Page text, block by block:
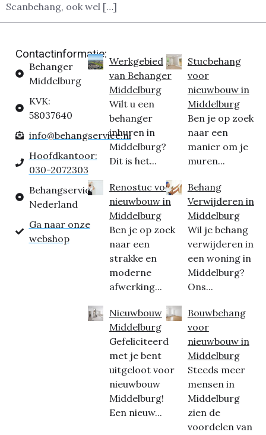
Scanbehang, ook wel […]
Contactinformatie:
Behanger
Middelburg
KVK:
58037640
info@behangservice.nl
Hoofdkantoor:
030-2072303
Behangservice
Nederland
Ga naar onze
webshop
Werkgebied
van Behanger
Middelburg
Wilt u een
behanger
inhuren in
Middelburg?
Dit is het...
Renostuc voor
nieuwbouw in
Middelburg
Ben je op zoek
naar een
strakke en
moderne
afwerking...
Nieuwbouw
Middelburg
Gefeliciteerd
met je bent
uitgeloot voor
nieuwbouw
Middelburg!
Een nieuw...
Stucbehang
voor
nieuwbouw in
Middelburg
Ben je op zoek
naar een
manier om je
muren...
Behang
Verwijderen in
Middelburg
Wil je behang
verwijderen in
een woning in
Middelburg?
Ons...
Bouwbehang
voor
nieuwbouw in
Middelburg
Steeds meer
mensen in
Middelburg
zien de
voordelen van